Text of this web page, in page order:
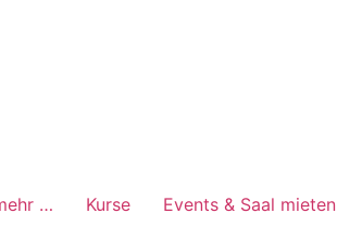
… Kurse Events & Saal mieten